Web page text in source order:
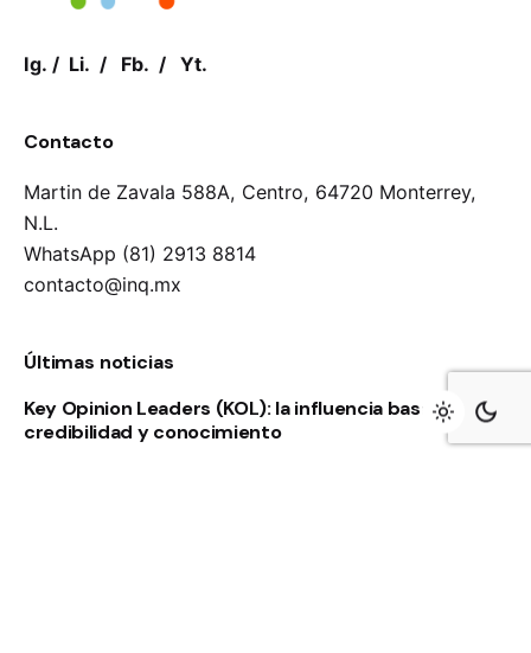
Ig. / Li. / Fb. / Yt.
Contacto
Martin de Zavala 588A, Centro, 64720 Monterrey,
N.L.
WhatsApp (81) 2913 8814
contacto@inq.mx
Últimas noticias
Key Opinion Leaders (KOL): la influencia basada en
credibilidad y conocimiento